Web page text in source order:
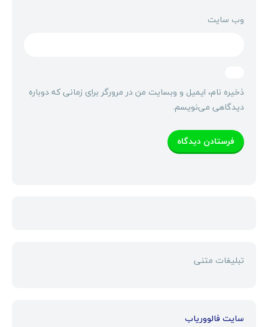
وب‌ سایت
ذخیره نام، ایمیل و وبسایت من در مرورگر برای زمانی که دوباره
دیدگاهی می‌نویسم.
تبلیغات متنی
سایت فالووریاب